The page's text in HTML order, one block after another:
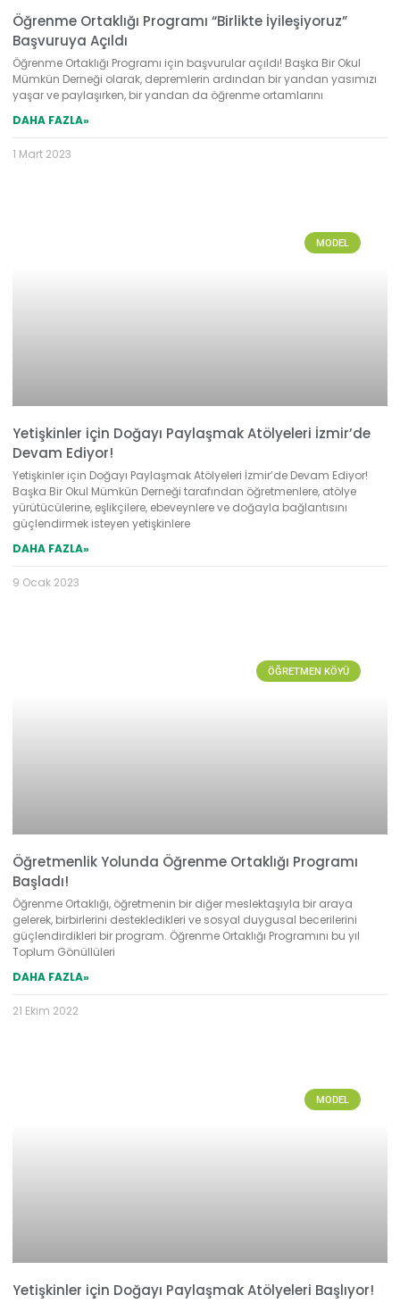
Öğrenme Ortaklığı Programı “Birlikte İyileşiyoruz”
Başvuruya Açıldı
Öğrenme Ortaklığı Programı için başvurular açıldı! Başka Bir Okul
Mümkün Derneği olarak, depremlerin ardından bir yandan yasımızı
yaşar ve paylaşırken, bir yandan da öğrenme ortamlarını
DAHA FAZLA»
1 Mart 2023
MODEL
Yetişkinler için Doğayı Paylaşmak Atölyeleri İzmir’de
Devam Ediyor!
Yetişkinler için Doğayı Paylaşmak Atölyeleri İzmir’de Devam Ediyor!
Başka Bir Okul Mümkün Derneği tarafından öğretmenlere, atölye
yürütücülerine, eşlikçilere, ebeveynlere ve doğayla bağlantısını
güçlendirmek isteyen yetişkinlere
DAHA FAZLA»
9 Ocak 2023
ÖĞRETMEN KÖYÜ
Öğretmenlik Yolunda Öğrenme Ortaklığı Programı
Başladı!
Öğrenme Ortaklığı, öğretmenin bir diğer meslektaşıyla bir araya
gelerek, birbirlerini destekledikleri ve sosyal duygusal becerilerini
güçlendirdikleri bir program. Öğrenme Ortaklığı Programını bu yıl
Toplum Gönüllüleri
DAHA FAZLA»
21 Ekim 2022
MODEL
Yetişkinler için Doğayı Paylaşmak Atölyeleri Başlıyor!